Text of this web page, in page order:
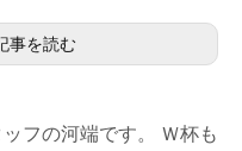
事を読む
フの河端です。 Ｗ杯も